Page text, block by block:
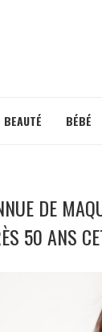
BEAUTÉ BÉBÉ
DE
50 ANS